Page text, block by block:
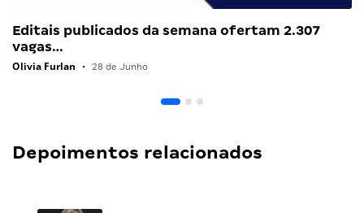
Editais publicados da semana ofertam 2.307
vagas…
Olivia Furlan • 28 de Junho
Depoimentos relacionados